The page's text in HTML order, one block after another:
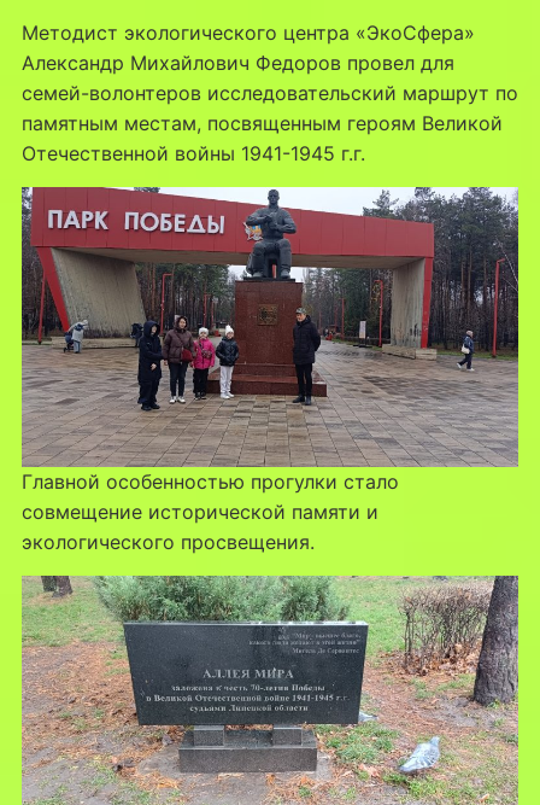
Методист экологического центра «ЭкоСфера»
Александр Михайлович Федоров провел для
семей-волонтеров исследовательский маршрут по
памятным местам, посвященным героям Великой
Отечественной войны 1941-1945 г.г.
Главной особенностью прогулки стало
совмещение исторической памяти и
экологического просвещения.